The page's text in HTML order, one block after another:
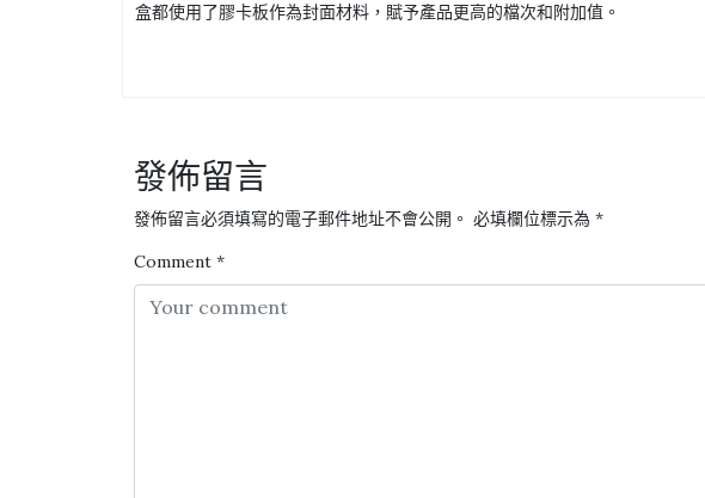
盒都使用了膠卡板作為封面材料，賦予產品更高的檔次和附加值。
發佈留言
發佈留言必須填寫的電子郵件地址不會公開。 必填欄位標示為 *
Comment *